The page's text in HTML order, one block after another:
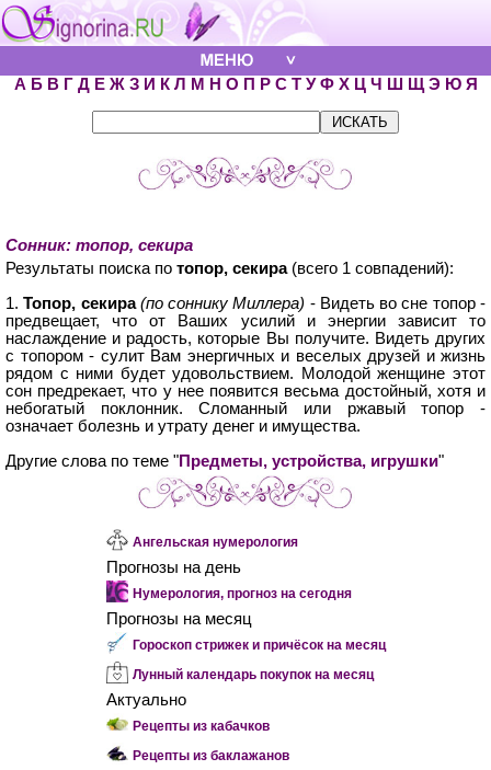
А Б В Г Д Е Ж З И К Л М Н О П Р С Т У Ф Х Ц Ч Ш Щ Э Ю Я
Сонник: топор, секира
Результаты поиска по топор, секира(всего 1 совпадений):
1.Топор, секира(по соннику Миллера) - Видеть во сне топор -
предвещает, что от Ваших усилий и энергии зависит то
наслаждение и радость, которые Вы получите. Видеть других
с топором - сулит Вам энергичных и веселых друзей и жизнь
рядом с ними будет удовольствием. Молодой женщине этот
сон предрекает, что у нее появится весьма достойный, хотя и
небогатый поклонник. Сломанный или ржавый топор -
означает болезнь и утрату денег и имущества.
Другие слова по теме "Предметы, устройства, игрушки"
Ангельская нумерология
Прогнозы на день
Нумерология, прогноз на сегодня
Прогнозы на месяц
Гороскоп стрижек и причёсок на месяц
Лунный календарь покупок на месяц
Актуально
Рецепты из кабачков
Рецепты из баклажанов